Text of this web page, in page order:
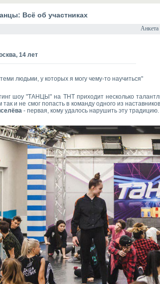
Всё об участниках
Анкета
14 лет
людьми, у которых я могу чему-то научиться"
шоу "ТАНЦЫ" на ТНТ приходит несколько
и не смог попасть в команду одного из
- первая, кому удалось нарушить эту традицию.